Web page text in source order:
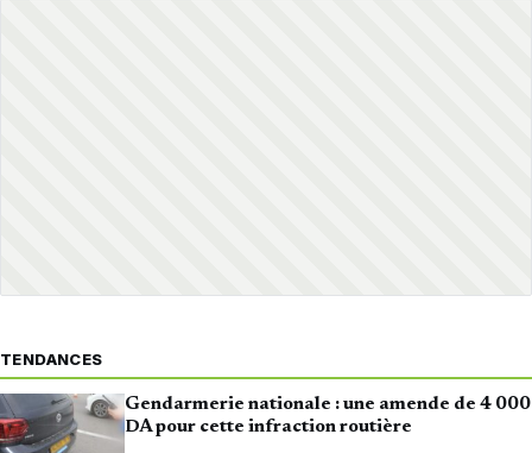
TENDANCES
Gendarmerie nationale : une amende de 4 000
DA pour cette infraction routière